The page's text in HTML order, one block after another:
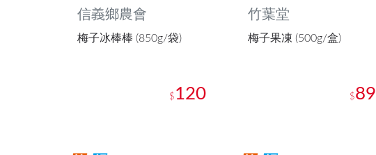
信義鄉農會
梅子冰棒棒 (850g/袋)
$ 120
竹葉堂
梅子果凍 (500g/盒)
$89